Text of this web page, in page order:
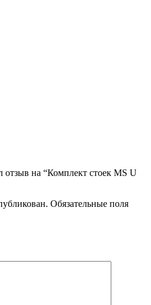
отзыв на “Комплект стоек MS U
Обязательные поля